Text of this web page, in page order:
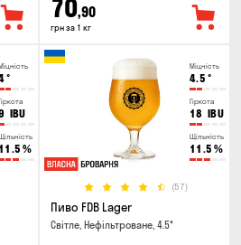
70,90
грн за 1 кг
°
IBU
11.5 %
Міцність
4.5 °
Гіркота
18 IBU
Щільність
11.5 %
(57)
Пиво FDB Lager
Світле, Нефільтроване, 4.5°